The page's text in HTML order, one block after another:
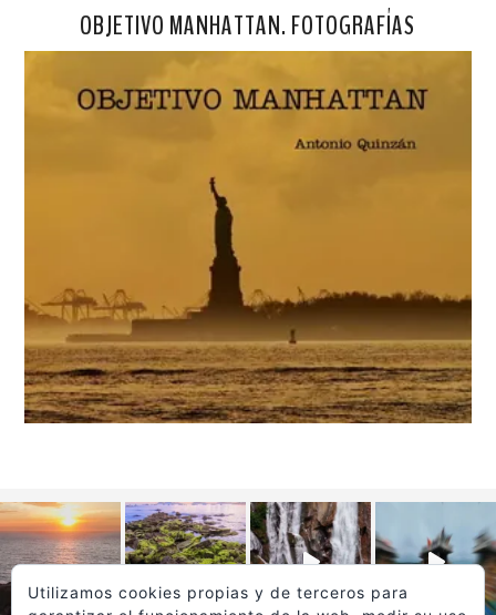
OBJETIVO MANHATTAN. FOTOGRAFÍAS
Utilizamos cookies propias y de terceros para